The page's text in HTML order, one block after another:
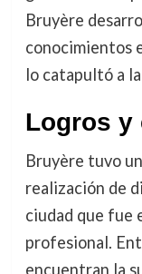
Bruyère
conocimientos
lo catapultó a
Logros y
Bruyère tuvo
realización de
ciudad que fue
profesional.
encuentran la